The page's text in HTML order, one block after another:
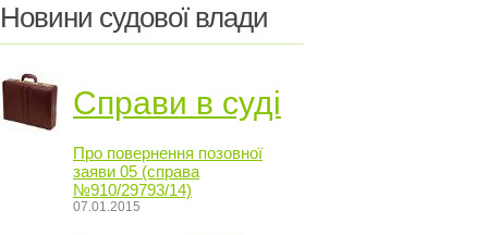
Новини судової влади
Справи в суді
Про повернення позовної
заяви 05 (справа
№910/29793/14)
07.01.2015